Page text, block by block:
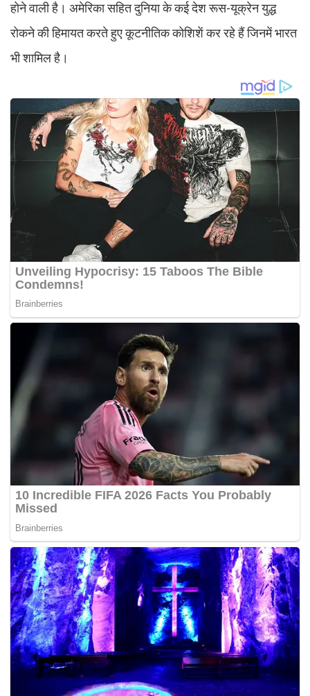
होने वाली है। अमेरिका सहित दुनिया के कई देश रूस-यूक्रेन युद्ध
रोकने की हिमायत करते हुए कूटनीतिक कोशिशें कर रहे हैं जिनमें भारत
भी शामिल है।